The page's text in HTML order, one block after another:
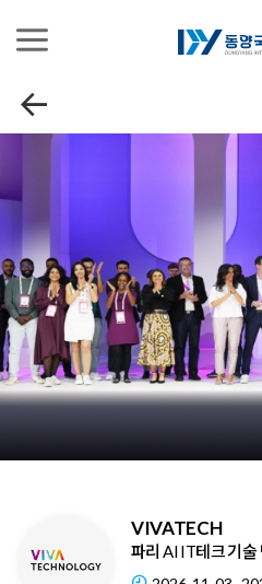
VIVATECH
파리 AI IT테크 기술